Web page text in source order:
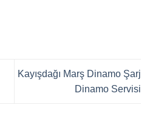
Kayışdağı Marş Dinamo Şarj
Dinamo Servisi